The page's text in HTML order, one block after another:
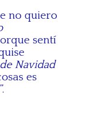
no quiero
sentí
Navidad
es